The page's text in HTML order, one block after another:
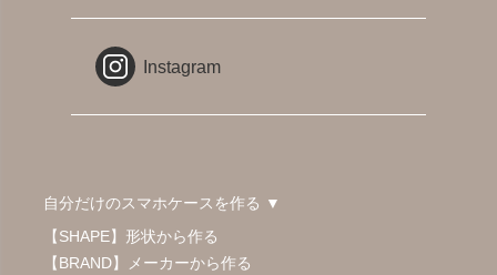
Instagram
自分だけのスマホケースを作る ▼
【SHAPE】形状から作る
【BRAND】メーカーから作る